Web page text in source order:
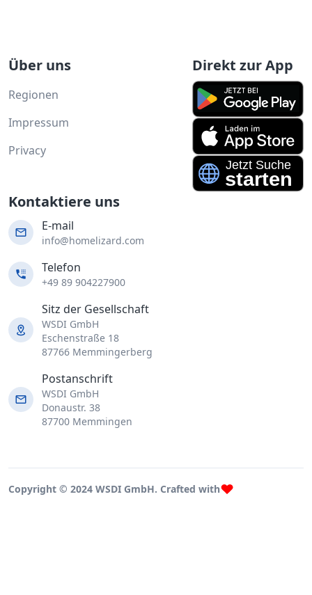
Über uns
Regionen
Impressum
Privacy
Direkt zur App
Kontaktiere uns
E-mail
info@homelizard.com
Telefon
+49 89 904227900
Sitz der Gesellschaft
WSDI GmbH
Eschenstraße 18
87766 Memmingerberg
Postanschrift
WSDI GmbH
Donaustr. 38
87700 Memmingen
Copyright © 2024 WSDI GmbH. Crafted with